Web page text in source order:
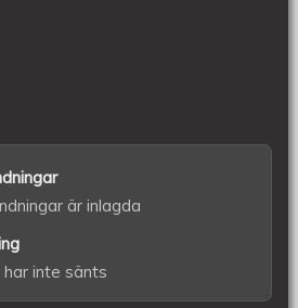
är inlagda
inte sänts